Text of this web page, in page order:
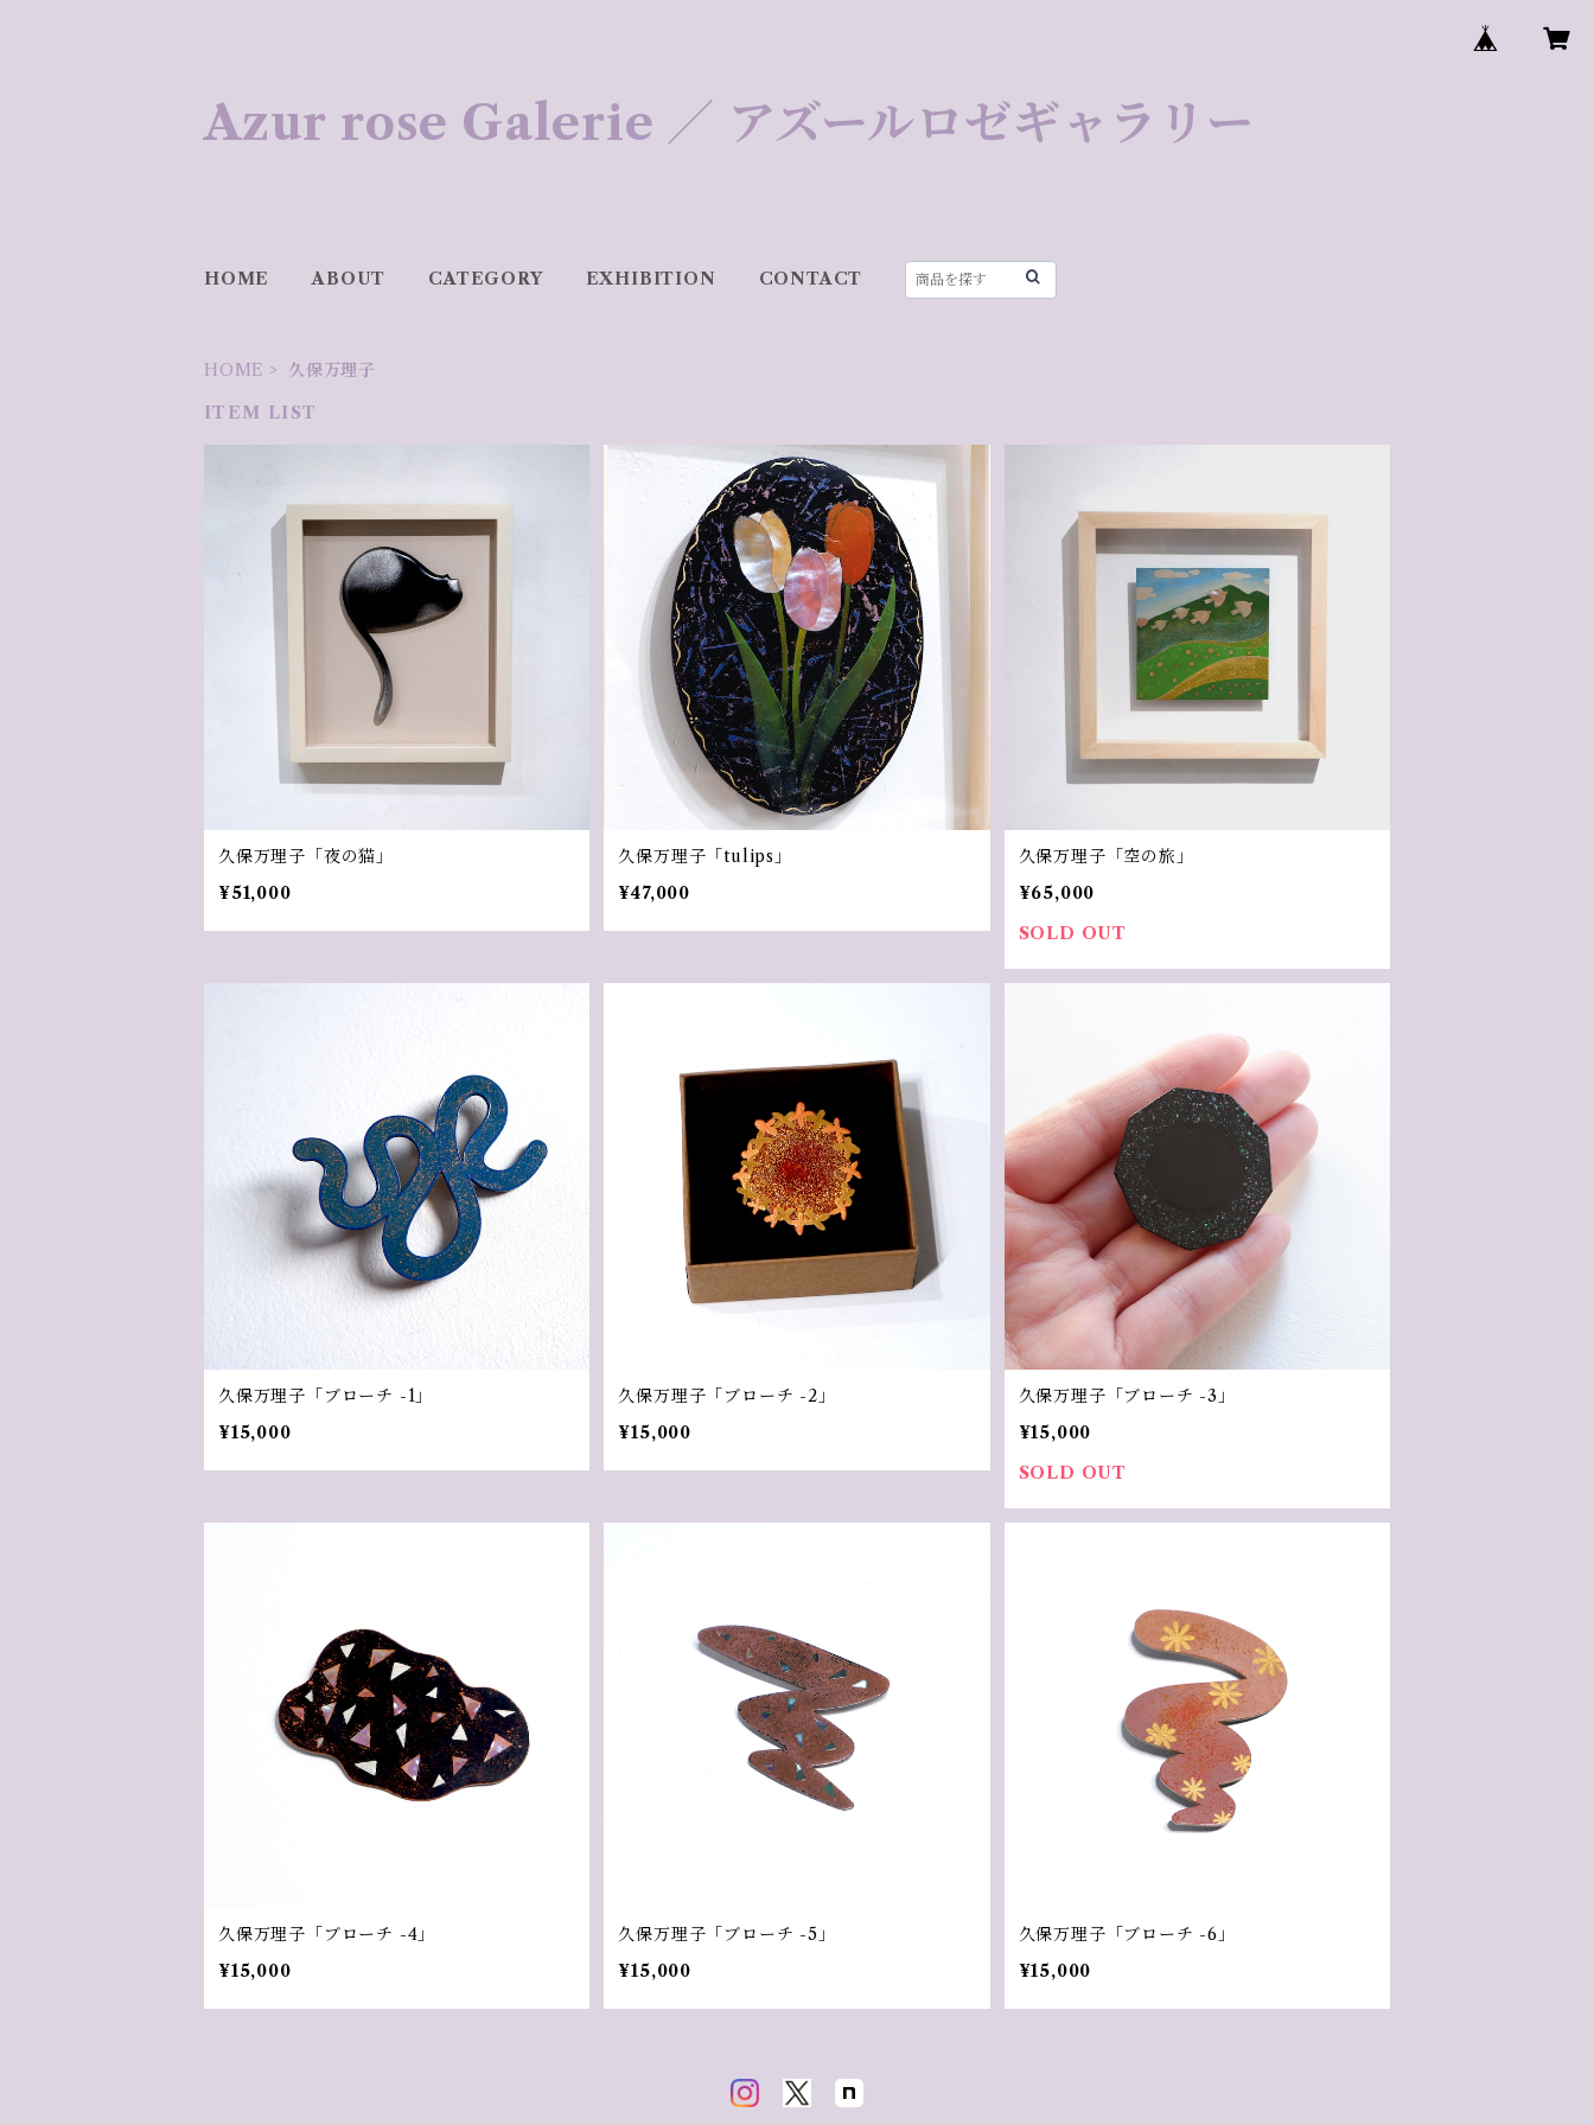
Azur rose Galerie ／ アズールロゼギャラリー
HOME ABOUT CATEGORY EXHIBITION CONTACT
HOME
久保万理子
ITEM LIST
久保万理子「夜の猫」
¥51,000
久保万理子「tulips」
¥47,000
久保万理子「空の旅」
¥65,000
SOLD OUT
久保万理子「ブローチ -1」
¥15,000
久保万理子「ブローチ -2」
¥15,000
久保万理子「ブローチ -3」
¥15,000
SOLD OUT
久保万理子「ブローチ -4」
¥15,000
久保万理子「ブローチ -5」
¥15,000
久保万理子「ブローチ -6」
¥15,000